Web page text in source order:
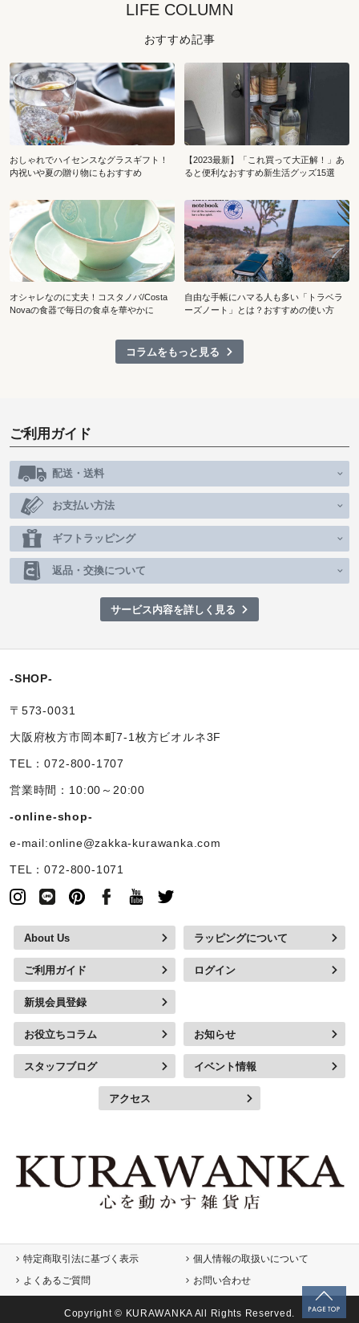
LIFE COLUMN
おすすめ記事
おしゃれでハイセンスなグラスギフト！
内祝いや夏の贈り物にもおすすめ
【2023最新】「これ買って大正解！」あ
ると便利なおすすめ新生活グッズ15選
オシャレなのに丈夫！コスタノバ/Costa
Novaの食器で毎日の食卓を華やかに
自由な手帳にハマる人も多い「トラベラ
ーズノート」とは？おすすめの使い方
コラムをもっと見る
ご利用ガイド
配送・送料
お支払い方法
ギフトラッピング
返品・交換について
サービス内容を詳しく見る
-SHOP-
〒573-0031
大阪府枚方市岡本町7-1枚方ビオルネ3F
TEL：072-800-1707
営業時間：10:00～20:00
-online-shop-
e-mail:online@zakka-kurawanka.com
TEL：072-800-1071
About Us ラッピングについて
ご利用ガイド ログイン
新規会員登録
お役立ちコラム お知らせ
スタッフブログ イベント情報
アクセス
特定商取引法に基づく表示
個人情報の取扱いについて
よくあるご質問
お問い合わせ
Copyright © KURAWANKA All Rights Reserved.